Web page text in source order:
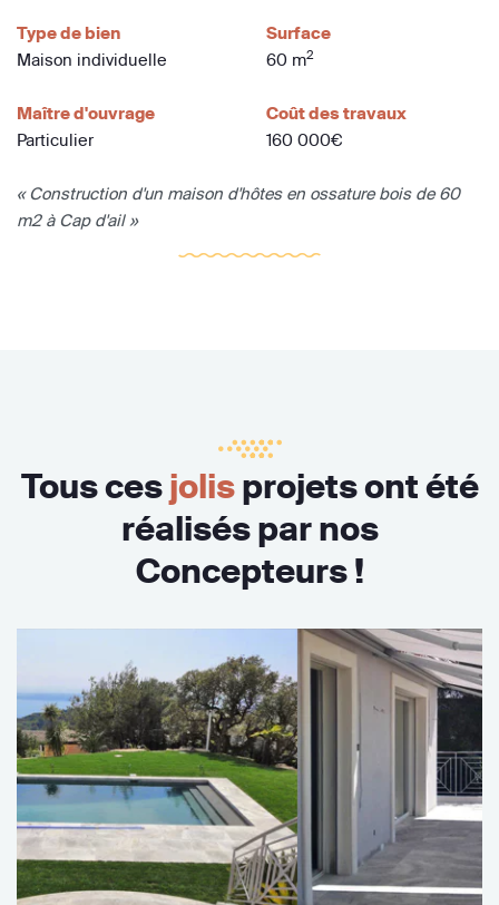
Type de bien
Maison individuelle
Surface
60 m2
Maître d'ouvrage
Particulier
Coût des travaux
160 000€
« Construction d'un maison d'hôtes en ossature bois de 60
m2 à Cap d'ail »
Tous cesjolisprojets ont été
réalisés par nos
Concepteurs !